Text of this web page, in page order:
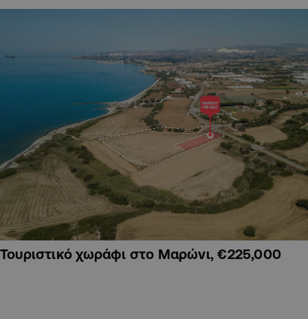
Τουριστικό χωράφι στο Μαρώνι, €225,000